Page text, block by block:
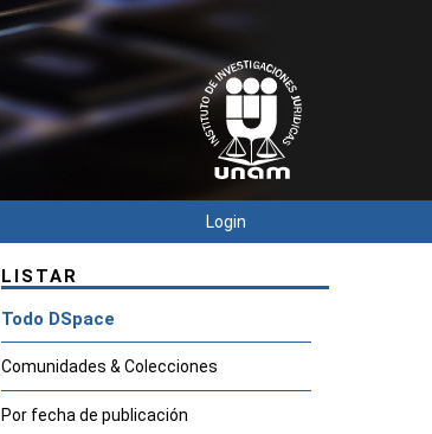
Login
LISTAR
Todo DSpace
Comunidades & Colecciones
Por fecha de publicación